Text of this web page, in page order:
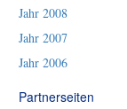
Jahr 2008
Jahr 2007
Jahr 2006
Partnerseiten